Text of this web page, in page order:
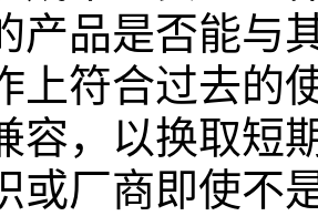
产品是否能与
上符合过去的
容，以换取短
或厂商即使不